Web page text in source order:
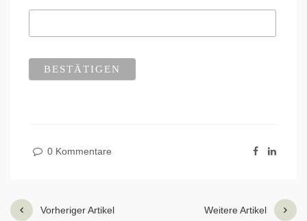
0 Kommentare
Vorheriger Artikel Weitere Artikel